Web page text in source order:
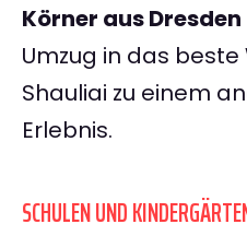
Körner aus Dresden
Umzug in das
Shauliai zu einem
Erlebnis.
SCHULEN UND